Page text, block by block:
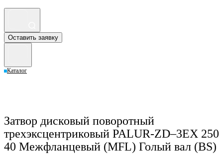
Оставить заявку
Каталог
Затвор дисковый поворотный
трехэксцентриковый PALUR-ZD–3EX 250
40 Межфланцевый (MFL) Голый вал (BS)